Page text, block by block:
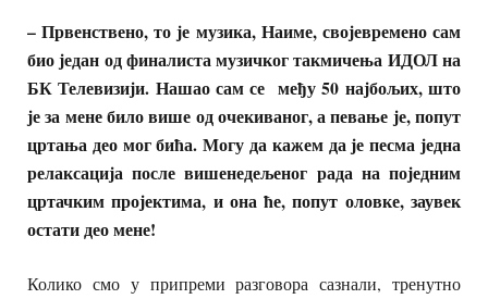
– Првенствено, то је музика, Наиме, својевремено сам
био један од финалиста музичког такмичења ИДОЛ на
БК Телевизији. Нашао сам се међу 50 најбољих, што
је за мене било више од очекиваног, а певање је, попут
цртања део мог бића. Могу да кажем да јепесма једна
релаксација после вишенедељеног рада на поједним
цртачким пројектима, и она ће, попут оловке, заувек
остати део мене!
Колико смо у припреми разговора сазнали, тренутно